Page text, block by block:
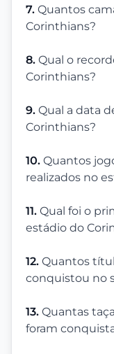
7. Quantos
Corinthians?
8. Qual o
Corinthians?
9. Qual a data
Corinthians?
10. Quantos
realizados no
11. Qual foi o
estádio do
12. Quantos
conquistou no
13. Quantas
foram